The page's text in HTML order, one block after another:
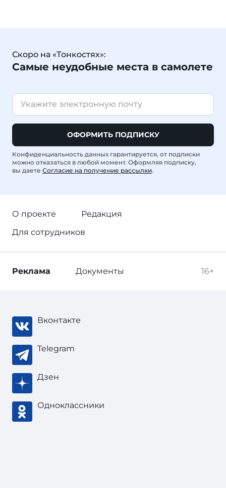
Скоро на «Тонкостях»:
Самые неудобные места в самолете
ОФОРМИТЬ ПОДПИСКУ
Конфиденциальность данных гарантируется, от подписки
можно отказаться в любой момент. Оформляя подписку,
вы даете Согласие на получение рассылки.
О проекте
Редакция
Для сотрудников
16+
Реклама Документы
Вконтакте
Telegram
Дзен
Одноклассники